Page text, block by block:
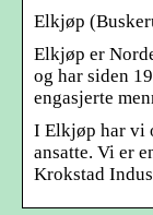
Elkjøp
Elkjøp er
og har siden
engasjerte
I Elkjøp har vi
ansatte. Vi er
Krokstad